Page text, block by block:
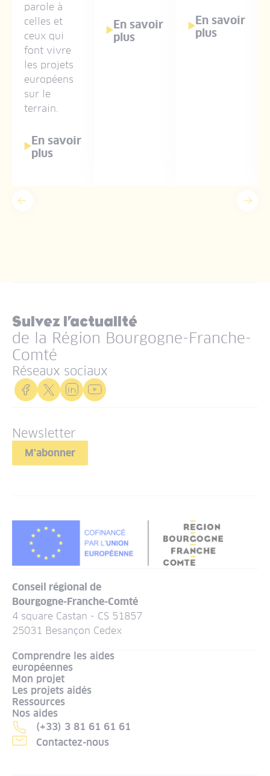
Précédent
parole à
celles et
ceux qui
font vivre
les projets
européens
sur le
terrain.
En savoir
plus
En savoir
plus
En savoir
plus
Suivez l’actualité
de la Région Bourgogne-Franche-
Comté
Réseaux sociaux
Newsletter
M'abonner
Conseil régional de
Bourgogne-Franche-Comté
4 square Castan - CS 51857
25031 Besançon Cedex
Comprendre les aides
européennes
Mon projet
Les projets aidés
Ressources
Nos aides
(+33) 3 81 61 61 61
Contactez-nous